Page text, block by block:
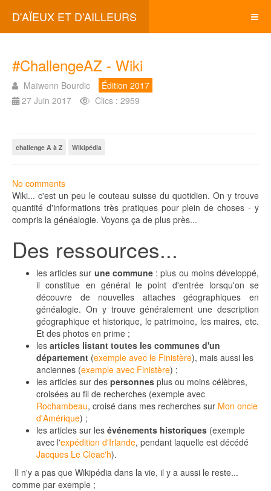
D'AÏEUX ET D'AILLEURS
#ChallengeAZ - Wiki
Maïwenn Bourdic
Édition 2017
27 Juin 2017
Clics : 2959
challenge A à Z Wikipédia
No comments
Wiki... c'est un peu le couteau suisse du quotidien. On y trouve
quantité d'informations très pratiques pour plein de choses - y
compris la généalogie. Voyons ça de plus près...
Des ressources...
les articles sur une commune: plus ou moins développé,
il constitue en général le point d'entrée lorsqu'on se
découvre de nouvelles attaches géographiques en
généalogie. On y trouve généralement une description
géographique et historique, le patrimoine, les maires, etc.
Et des photos en prime ;
les articles listant toutes les communes d'un
département (exemple avec le Finistère), mais aussi les
anciennes (exemple avec Finistère) ;
les articles sur des personnes plus ou moins célèbres,
croisées au fil de recherches (exemple avec
Rochambeau, croisé dans mes recherches sur Mon oncle
d'Amérique) ;
les articles sur les événements historiques (exemple
avec l'expédition d'Irlande, pendant laquelle est décédé
Jacques Le Cleac'h).
Il n'y a pas que Wikipédia dans la vie, il y a aussi le reste...
comme par exemple ;